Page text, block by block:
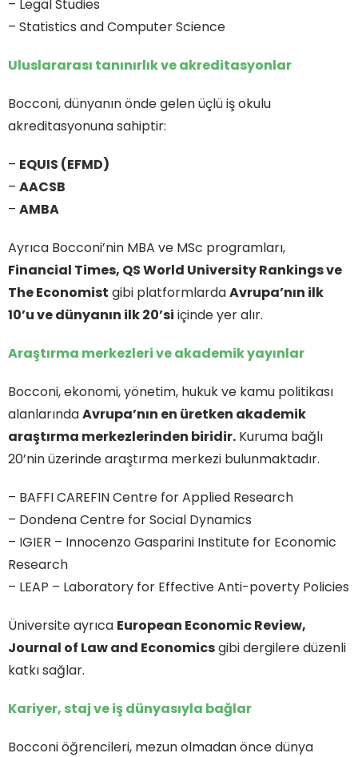
– Legal Studies
– Statistics and Computer Science
Uluslararası tanınırlık ve akreditasyonlar
Bocconi, dünyanın önde gelen üçlü iş okulu
akreditasyonuna sahiptir:
– EQUIS (EFMD)
– AACSB
– AMBA
Ayrıca Bocconi’nin MBA ve MSc programları,
Financial Times, QS World University Rankings ve
The Economist gibi platformlardaAvrupa’nın ilk
10’u ve dünyanın ilk 20’si içinde yer alır.
Araştırma merkezleri ve akademik yayınlar
Bocconi, ekonomi, yönetim, hukuk ve kamu politikası
alanlarındaAvrupa’nın en üretken akademik
araştırma merkezlerinden biridir. Kuruma bağlı
20’nin üzerinde araştırma merkezi bulunmaktadır.
– BAFFI CAREFIN Centre for Applied Research
– Dondena Centre for Social Dynamics
– IGIER – Innocenzo Gasparini Institute for Economic
Research
– LEAP – Laboratory for Effective Anti-poverty Policies
Üniversite ayrıca European Economic Review,
Journal of Law and Economicsgibi dergilere düzenli
katkı sağlar.
Kariyer, staj ve iş dünyasıyla bağlar
Bocconi öğrencileri, mezun olmadan önce dünya